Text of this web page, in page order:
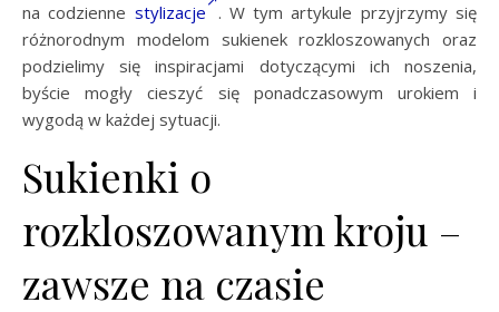
na codzienne stylizacje . W tym artykule przyjrzymy się
różnorodnym modelom sukienek rozkloszowanych oraz
podzielimy się inspiracjami dotyczącymi ich noszenia,
byście mogły cieszyć się ponadczasowym urokiem i
wygodą w każdej sytuacji.
Sukienki o
rozkloszowanym kroju –
zawsze na czasie